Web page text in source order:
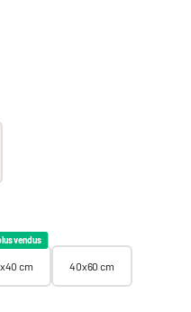
30x40 cm
vendus
cm 40x60 cm